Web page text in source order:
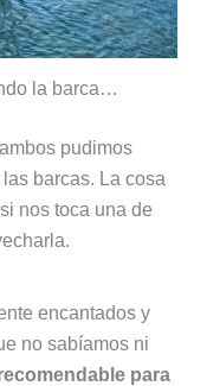
la barca…
pudimos
barcas. La cosa
nos toca una de
encantados y
no sabíamos ni
para